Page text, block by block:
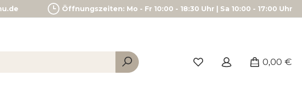
Öffnungszeiten: Mo - Fr 10:00 - 18:30 Uhr | Sa 10:00 - 17:00 Uhr
0,00 €